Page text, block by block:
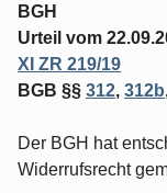
BGH
Urteil vom
XI ZR 219/19
BGB §§ 312, 312b
Der BGH hat
Widerrufsrecht